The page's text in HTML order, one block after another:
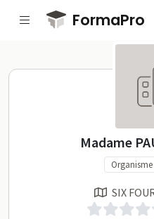
Passer au contenu principal
FormaPro
Madame
SIX